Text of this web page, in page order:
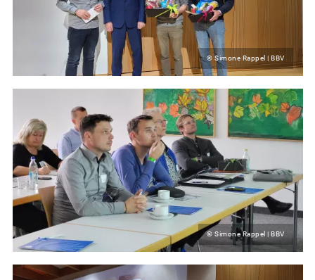
© Simone Rappel | BBV
© Simone Rappel | BBV